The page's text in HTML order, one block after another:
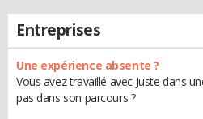
Entreprises
Une expérience absente ?
Vous avez travaillé avec Juste dans
pas dans son parcours ?